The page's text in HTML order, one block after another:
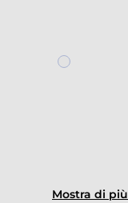
Mostra di più